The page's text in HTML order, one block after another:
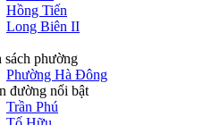
Hồng Tiến
Long Biên II
sách phường
Phường Hà Đông
đường nổi bật
Trần Phú